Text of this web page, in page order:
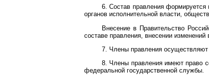
6. Состав правления формируется
органов исполнительной власти,
Внесение в Правительство
составе правления, внесении
7. Члены правления осуществляют
8. Члены правления имеют право
федеральной государственной службы.